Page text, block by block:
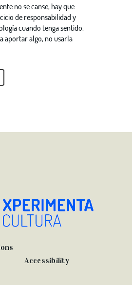
no se canse, hay que
de responsabilidad y
cuando tenga sentido,
aportar algo, no usarla
Accessibility